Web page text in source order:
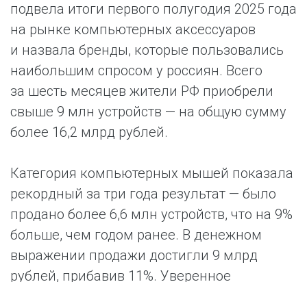
подвела итоги первого полугодия 2025 года
на рынке компьютерных аксессуаров
и назвала бренды, которые пользовались
наибольшим спросом у россиян. Всего
за шесть месяцев жители РФ приобрели
свыше 9 млн устройств — на общую сумму
более 16,2 млрд рублей.
Категория компьютерных мышей показала
рекордный за три года результат — было
продано более 6,6 млн устройств, что на 9%
больше, чем годом ранее. В денежном
выражении продажи достигли 9 млрд
рублей, прибавив 11%. Уверенное